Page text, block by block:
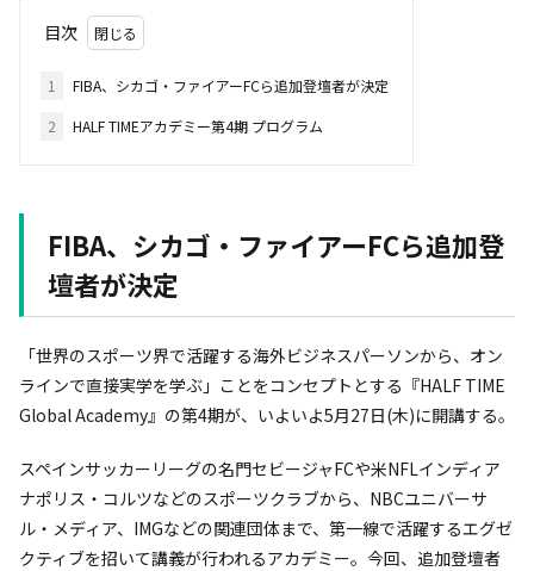
目次
1
FIBA、シカゴ・ファイアーFCら追加登壇者が決定
2
HALF TIMEアカデミー第4期 プログラム
FIBA、シカゴ・ファイアーFCら追加登
壇者が決定
「世界のスポーツ界で活躍する海外ビジネスパーソンから、オン
ラインで直接実学を学ぶ」ことをコンセプトとする『HALF TIME
Global Academy』の第4期が、いよいよ5月27日(木)に開講する。
スペインサッカーリーグの名門セビージャFCや米NFLインディア
ナポリス・コルツなどのスポーツクラブから、NBCユニバーサ
ル・メディア、IMGなどの関連団体まで、第一線で活躍するエグゼ
クティブを招いて講義が行われるアカデミー。今回、追加登壇者